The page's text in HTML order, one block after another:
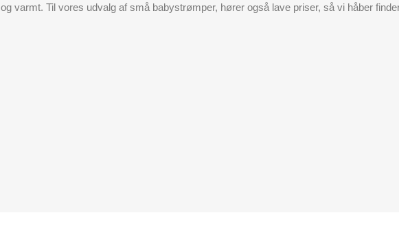
og varmt. Til vores udvalg af små babystrømper, hører også lave priser, så vi håber